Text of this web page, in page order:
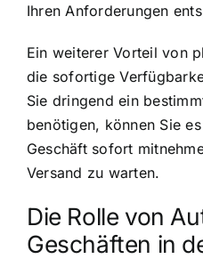
Ihren Anforderungen
Ein weiterer Vorteil von
die sofortige
Sie dringend ein
benötigen, können Sie
Geschäft sofort
Versand zu warten.
Die Rolle von
Geschäften in